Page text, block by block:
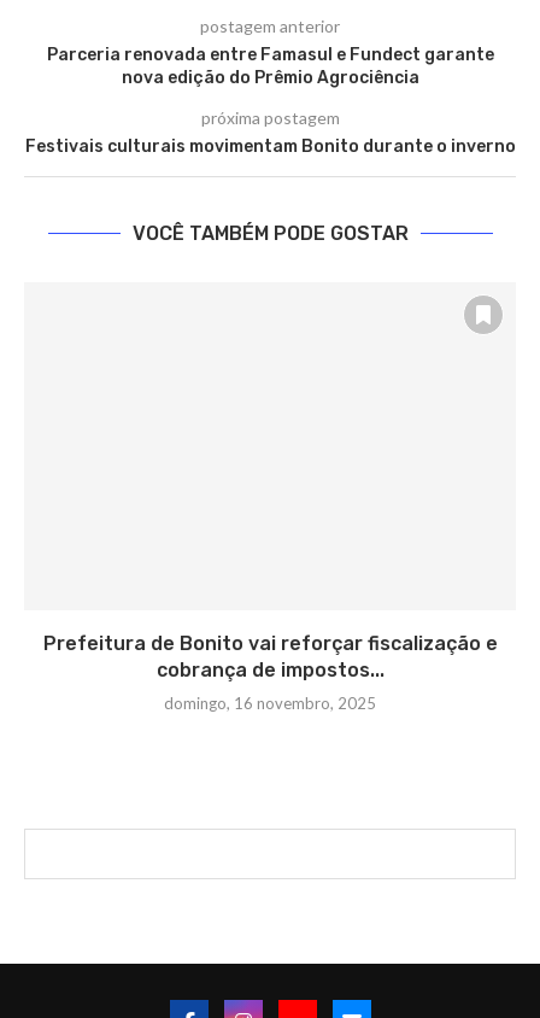
postagem anterior
Parceria renovada entre Famasul e Fundect garante
nova edição do Prêmio Agrociência
próxima postagem
Festivais culturais movimentam Bonito durante o inverno
VOCÊ TAMBÉM PODE GOSTAR
Prefeitura de Bonito vai reforçar fiscalização e
cobrança de impostos...
domingo, 16 novembro, 2025